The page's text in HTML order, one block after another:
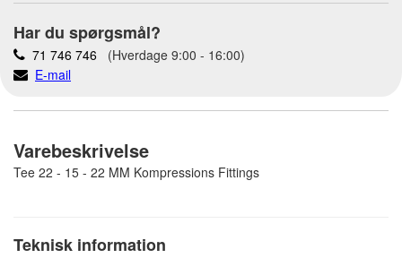
Har du spørgsmål?
71 746 746 (Hverdage 9:00 - 16:00)
E-mail
Varebeskrivelse
Tee 22 - 15 - 22 MM Kompressions Fittings
Teknisk information